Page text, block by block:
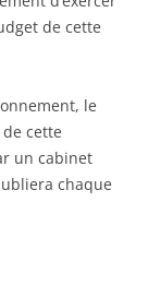
de cette
le
cette
un cabinet
chaque